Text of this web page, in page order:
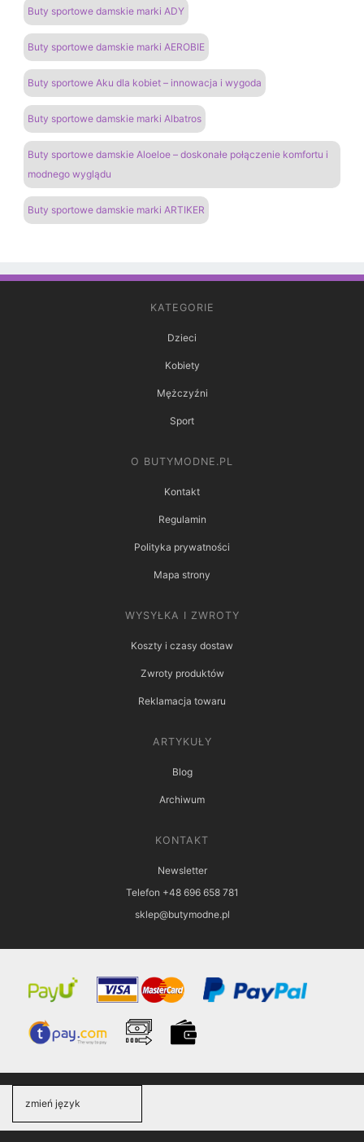
Buty sportowe damskie marki ADY
Buty sportowe damskie marki AEROBIE
Buty sportowe Aku dla kobiet – innowacja i wygoda
Buty sportowe damskie marki Albatros
Buty sportowe damskie Aloeloe – doskonałe połączenie komfortu i
modnego wyglądu
Buty sportowe damskie marki ARTIKER
KATEGORIE
Dzieci
Kobiety
Mężczyźni
Sport
O BUTYMODNE.PL
Kontakt
Regulamin
Polityka prywatności
Mapa strony
WYSYŁKA I ZWROTY
Koszty i czasy dostaw
Zwroty produktów
Reklamacja towaru
ARTYKUŁY
Blog
Archiwum
KONTAKT
Newsletter
Telefon +48 696 658 781
sklep@butymodne.pl
zmień język